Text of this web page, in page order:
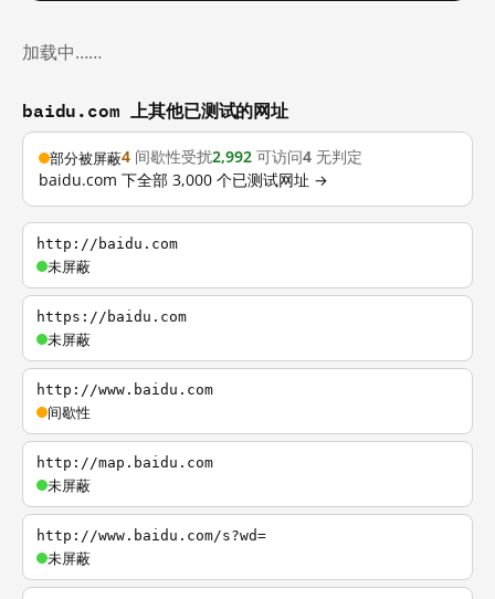
加载中……
baidu.com 上其他已测试的网址
部分被屏蔽4 间歇性受扰2,992 可访问4 无判定
baidu.com 下全部 3,000 个已测试网址 →
http://baidu.com
未屏蔽
https://baidu.com
未屏蔽
http://www.baidu.com
间歇性
http://map.baidu.com
未屏蔽
http://www.baidu.com/s?wd=
未屏蔽